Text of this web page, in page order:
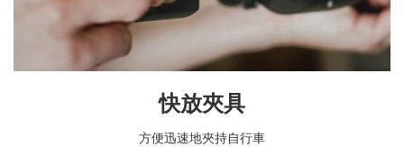
快放夾具
方便迅速地夾持自行車